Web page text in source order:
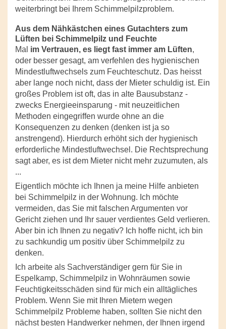
weiterbringt bei Ihrem Schimmelpilzproblem.
Aus dem Nähkästchen eines Gutachters zum
Lüften bei Schimmelpilz und Feuchte
Mal im Vertrauen, es liegt fast immer am Lüften,
oder besser gesagt, am verfehlen des hygienischen
Mindestluftwechsels zum Feuchteschutz. Das heisst
aber lange noch nicht, dass der Mieter schuldig ist. Ein
großes Problem ist oft, das in alte Bausubstanz -
zwecks Energieeinsparung - mit neuzeitlichen
Methoden eingegriffen wurde ohne an die
Konsequenzen zu denken (denken ist ja so
anstrengend). Hierdurch erhöht sich der hygienisch
erforderliche Mindestluftwechsel. Die Rechtsprechung
sagt aber, es ist dem Mieter nicht mehr zuzumuten, als
...
Eigentlich möchte ich Ihnen ja meine Hilfe anbieten
bei Schimmelpilz in der Wohnung. Ich möchte
vermeiden, das Sie mit falschen Argumenten vor
Gericht ziehen und Ihr sauer verdientes Geld verlieren.
Aber bin ich Ihnen zu negativ? Ich hoffe nicht, ich bin
zu sachkundig um positiv über Schimmelpilz zu
denken.
Ich arbeite als Sachverständiger gern für Sie in
Espelkamp, Schimmelpilz in Wohnräumen sowie
Feuchtigkeitsschäden sind für mich ein alltägliches
Problem. Wenn Sie mit Ihren Mietern wegen
Schimmelpilz Probleme haben, sollten Sie nicht den
nächst besten Handwerker nehmen, der Ihnen irgend